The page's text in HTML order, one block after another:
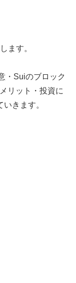
ます。
・Suiのブロック
リット・投資に
きます。